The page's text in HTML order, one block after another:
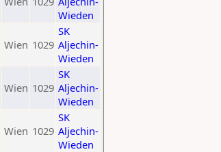
Wieden
Wien 1029
SK
Aljechin-
Wieden
Wien 1029
SK
Aljechin-
Wieden
Wien 1029
SK
Aljechin-
Wieden